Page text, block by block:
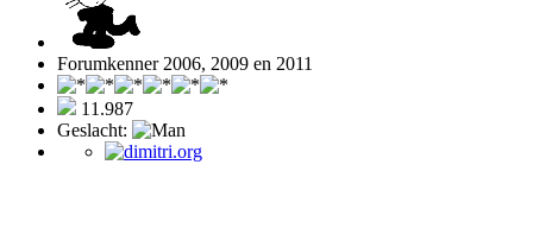
Forumkenner 2006, 2009 en 2011
11.987
Geslacht: